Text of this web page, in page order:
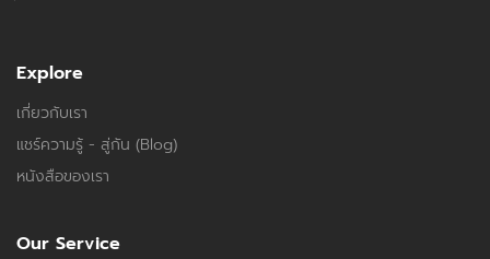
Explore
เกี่ยวกับเรา
แชร์ความรู้ - สู่กัน (Blog)
หนังสือของเรา
Our Service